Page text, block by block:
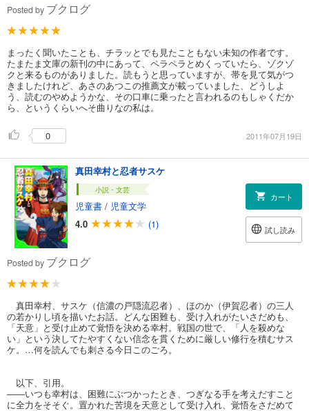
Posted by ブクログ
まったく聞いたことも、チラッとでも見たこともない未知の作者です。
たまたま文庫の新刊の中にあって、ペラペラとめくっていたら、ゾクゾ
クと来るものがありました。読もうと思っていますが、帯を見て気がつ
きましたけれど、あさのあつこの推薦文が載っていました、どうしよ
う、読むのやめようかな、その口車に乗ったと言われるのもしゃくだか
ら、というくらいへそ曲りなの私は。
0 2011年07月19日
真田幸村と忍者サスケ
小説・文芸
児童書 / 児童文学
4.0
(1)
カート
試し読み
Posted by ブクログ
真田幸村、サスケ（信濃の戸隠流忍者）、ほのか（伊賀忍者）の三人
の若かりし頃を描いたお話。どんな困難も、受け入れがたいさだめも、
「天意」と受け止めて覚悟を決める幸村。戦国の世で、「人を殺めな
い」という決してたやすくない信念を貫くために厳しい修行を積むサス
ケ。…何を読んでも刺さる今日このごろ。
以下、引用。
――いつも幸村は、困難にぶつかったとき、つぎなる手を考えだすこと
に全力をそそぐ。置かれた苦境を天意として受け入れ、覚悟をさだめて